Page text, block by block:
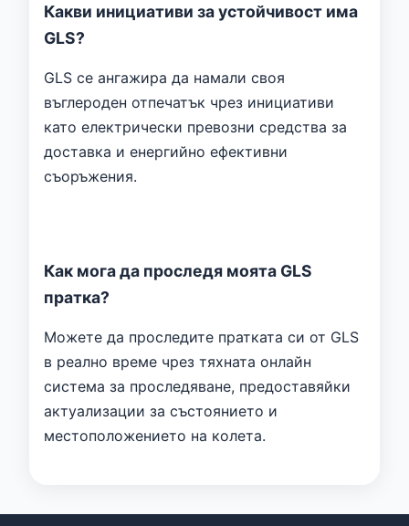
Какви инициативи за устойчивост има
GLS?
GLS се ангажира да намали своя
въглероден отпечатък чрез инициативи
като електрически превозни средства за
доставка и енергийно ефективни
съоръжения.
Как мога да проследя моята GLS
пратка?
Можете да проследите пратката си от GLS
в реално време чрез тяхната онлайн
система за проследяване, предоставяйки
актуализации за състоянието и
местоположението на колета.